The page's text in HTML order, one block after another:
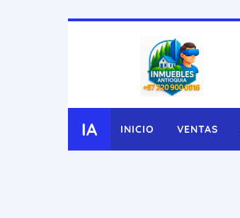
IA INICIO VENTAS